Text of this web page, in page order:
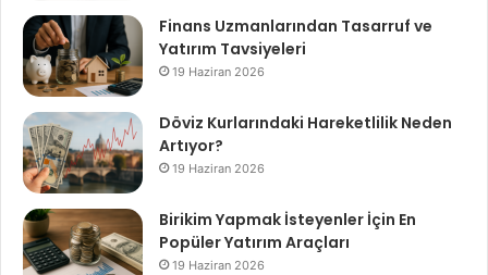
Finans Uzmanlarından Tasarruf ve
Yatırım Tavsiyeleri
19 Haziran 2026
Döviz Kurlarındaki Hareketlilik Neden
Artıyor?
19 Haziran 2026
Birikim Yapmak İsteyenler İçin En
Popüler Yatırım Araçları
19 Haziran 2026